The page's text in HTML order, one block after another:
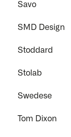
Savo
SMD Design
Stoddard
Stolab
Swedese
Tom Dixon